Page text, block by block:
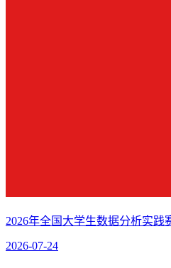
2026年全国大学生数据分析实践
2026-07-24